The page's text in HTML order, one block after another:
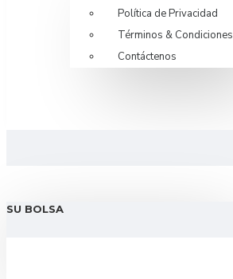
Política de Privacidad
Términos & Condiciones
Contáctenos
SU BOLSA